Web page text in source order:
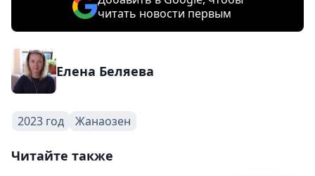
читать новости первым
Елена Беляева
2023 год Жанаозен
Читайте также